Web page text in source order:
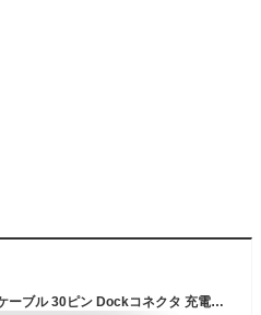
iPhone4 4S iPhone iPod iPad2 ケーブル 30ピン Dockコネクタ 充電ケーブル 同期 通信 100cm 1m iPhone4/4S/iPad第3世代 30ピンコネクタ Dock Connector to USB cable USBケーブル 1メートル iPod touch classic【YUPT】